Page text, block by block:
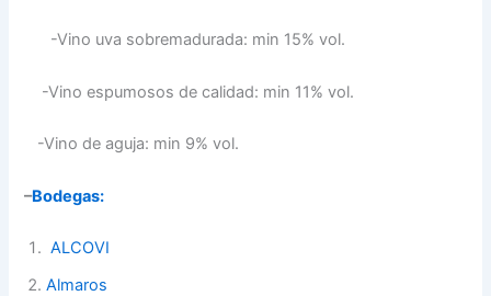
-Vino uva sobremadurada: min 15% vol.
-Vino espumosos de calidad: min 11% vol.
-Vino de aguja: min 9% vol.
–Bodegas:
ALCOVI
Almaros